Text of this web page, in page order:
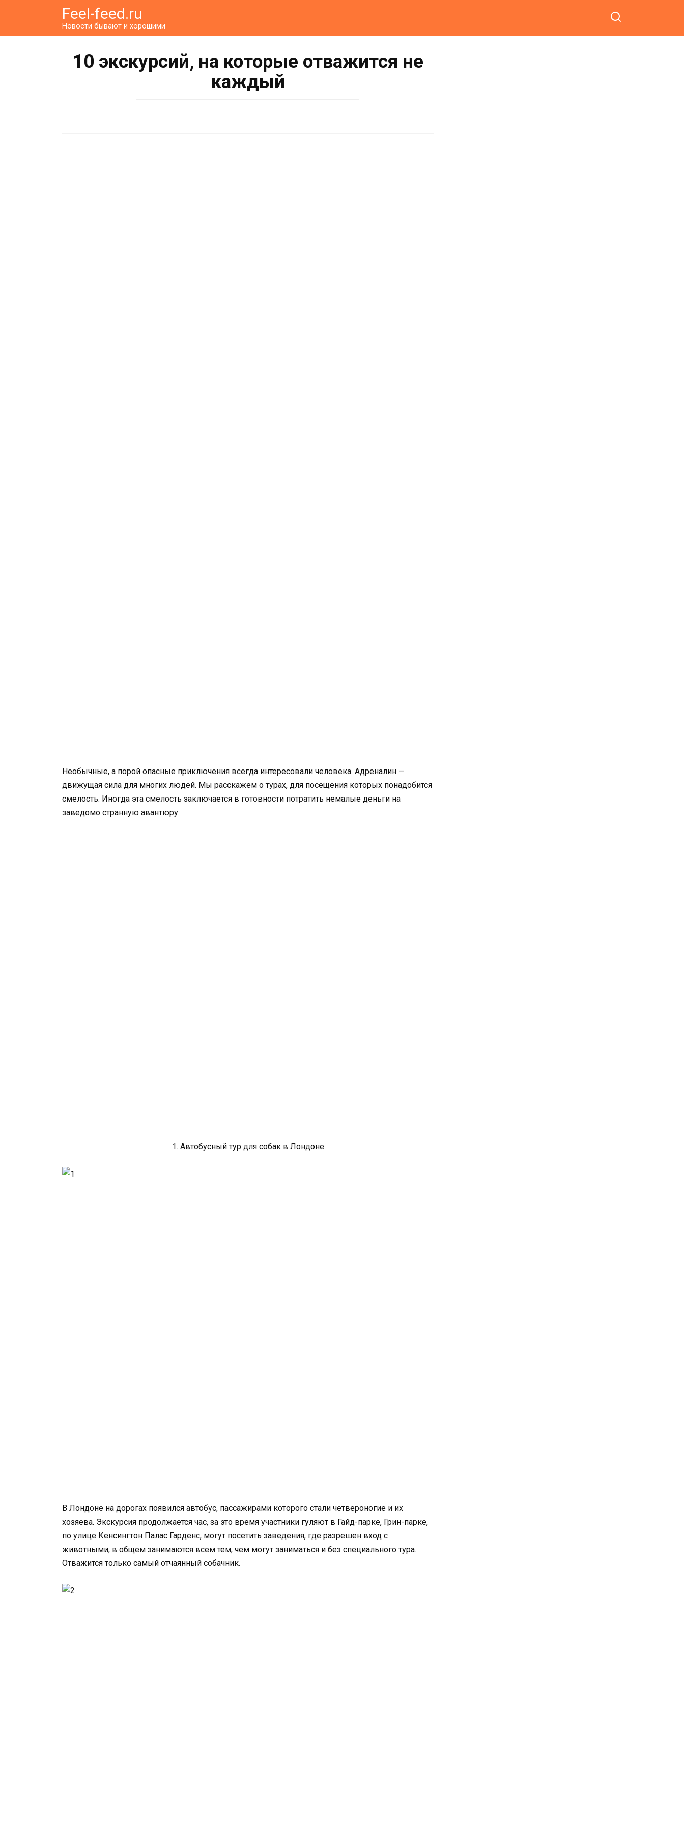
Feel-feed.ru
Новости бывают и хорошими
10 экскурсий, на которые отважится не
каждый
Необычные, а порой опасные приключения всегда интересовали человека. Адреналин —
движущая сила для многих людей. Мы расскажем о турах, для посещения которых понадобится
смелость. Иногда эта смелость заключается в готовности потратить немалые деньги на
заведомо странную авантюру.
1. Автобусный тур для собак в Лондоне
В Лондоне на дорогах появился автобус, пассажирами которого стали четвероногие и их
хозяева. Экскурсия продолжается час, за это время участники гуляют в Гайд-парке, Грин-парке,
по улице Кенсингтон Палас Гарденс, могут посетить заведения, где разрешен вход с
животными, в общем занимаются всем тем, чем могут заниматься и без специального тура.
Отважится только самый отчаянный собачник.